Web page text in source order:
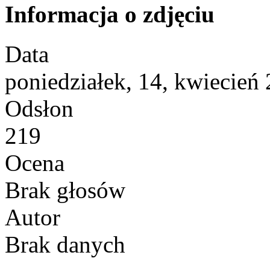
Informacja o zdjęciu
Data
poniedziałek, 14, kwiecień
Odsłon
219
Ocena
Brak głosów
Autor
Brak danych